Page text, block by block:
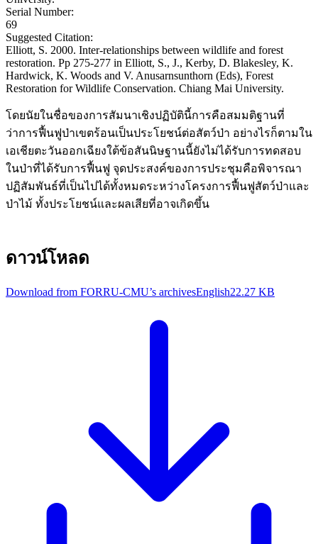
Serial Number:
69
Suggested Citation:
Elliott, S. 2000. Inter-relationships between wildlife and forest
restoration. Pp 275-277 in Elliott, S., J., Kerby, D. Blakesley, K.
Hardwick, K. Woods and V. Anusarnsunthorn (Eds), Forest
Restoration for Wildlife Conservation. Chiang Mai University.
โดยนัยในชื่อของการสัมนาเชิงปฏิบัตินี้การคือสมมติฐานที่
ว่าการฟื้นฟูป่าเขตร้อนเป็นประโยชน์ต่อสัตว์ป่า อย่างไรก็ตามใน
เอเชียตะวันออกเฉียงใต้ข้อสันนิษฐานนี้ยังไม่ได้รับการทดสอบ
ในป่าที่ได้รับการฟื้นฟู จุดประสงค์ของการประชุมคือพิจารณา
ปฏิสัมพันธ์ที่เป็นไปได้ทั้งหมดระหว่างโครงการฟื้นฟูสัตว์ป่าและ
ป่าไม้ ทั้งประโยชน์และผลเสียที่อาจเกิดขึ้น
ดาวน์โหลด
Download from FORRU-CMU’s archivesEnglish22.27 KB